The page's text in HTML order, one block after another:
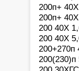
200п+
200п+
200 40Х
200 40Х
200(230)п